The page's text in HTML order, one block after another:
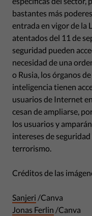
bastantes más
entrada en vigor de la
atentados del 11 de
seguridad pueden
necesidad de una
o Rusia, los órganos
inteligencia tienen
usuarios de Internet
cesan de ampliarse,
los usuarios y
intereses de
terrorismo.
Créditos de las
Sanjeri /Canva
Jonas Ferlin /Canva